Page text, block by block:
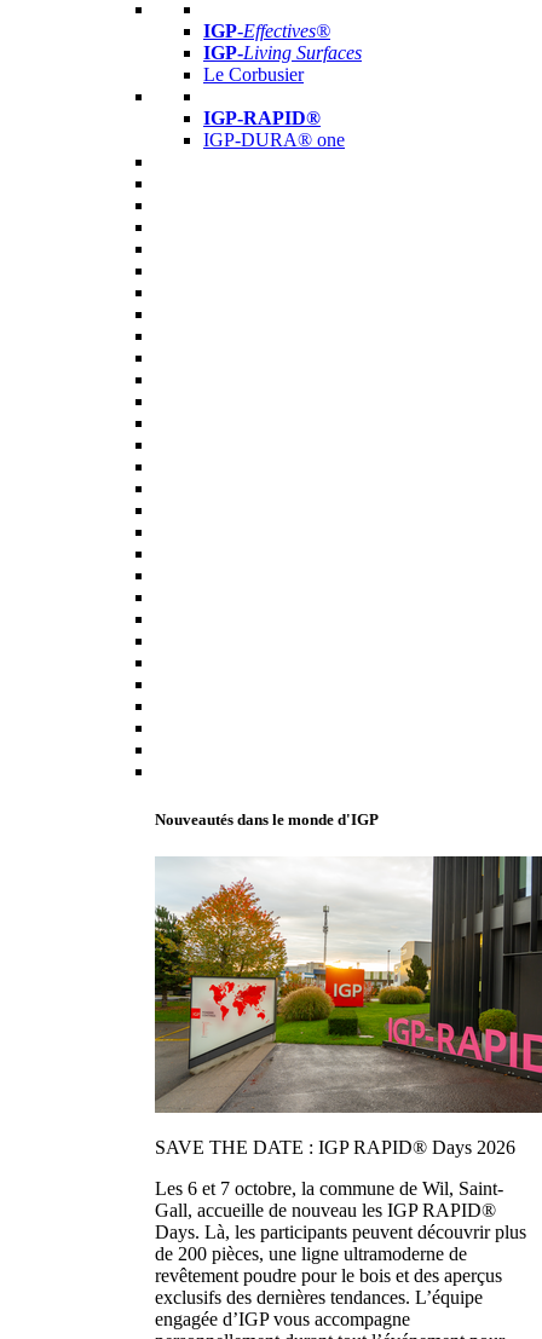
IGP-Effectives®
IGP-Living Surfaces
Le Corbusier
IGP-RAPID®
IGP-DURA® one
Nouveautés dans le monde d'IGP
SAVE THE DATE : IGP RAPID® Days 2026
Les 6 et 7 octobre, la commune de Wil, Saint-
Gall, accueille de nouveau les IGP RAPID®
Days. Là, les participants peuvent découvrir plus
de 200 pièces, une ligne ultramoderne de
revêtement poudre pour le bois et des aperçus
exclusifs des dernières tendances. L’équipe
engagée d’IGP vous accompagne